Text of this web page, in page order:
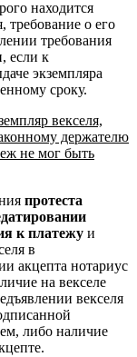
находится
требование о его
требования
если к
экземпляра
сроку.
векселя,
держателю
не мог быть
протеста
к платежу и
в
акцепта нотариус
на векселе
векселя
либо наличие